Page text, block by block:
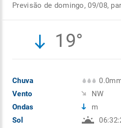
Previsão de domingo, 09/08,
19°
Chuva
Vento
Ondas
Sol
NW
m